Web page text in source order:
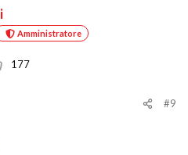
Amministratore
177
#9